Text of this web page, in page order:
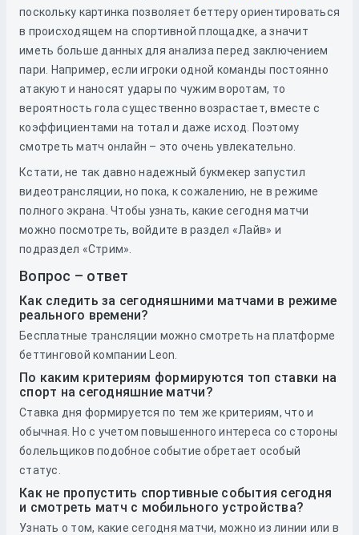
поскольку картинка позволяет беттеру ориентироваться
в происходящем на спортивной площадке, а значит
иметь больше данных для анализа перед заключением
пари. Например, если игроки одной команды постоянно
атакуют и наносят удары по чужим воротам, то
вероятность гола существенно возрастает, вместе с
коэффициентами на тотал и даже исход. Поэтому
смотреть матч онлайн – это очень увлекательно.
Кстати, не так давно надежный букмекер запустил
видеотрансляции, но пока, к сожалению, не в режиме
полного экрана. Чтобы узнать, какие сегодня матчи
можно посмотреть, войдите в раздел «Лайв» и
подраздел «Стрим».
Вопрос – ответ
Как следить за сегодняшними матчами в режиме
реального времени?
Бесплатные трансляции можно смотреть на платформе
беттинговой компании Leon.
По каким критериям формируются топ ставки на
спорт на сегодняшние матчи?
Ставка дня формируется по тем же критериям, что и
обычная. Но с учетом повышенного интереса со стороны
болельщиков подобное событие обретает особый
статус.
Как не пропустить спортивные события сегодня
и смотреть матч с мобильного устройства?
Узнать о том, какие сегодня матчи, можно из линии или в